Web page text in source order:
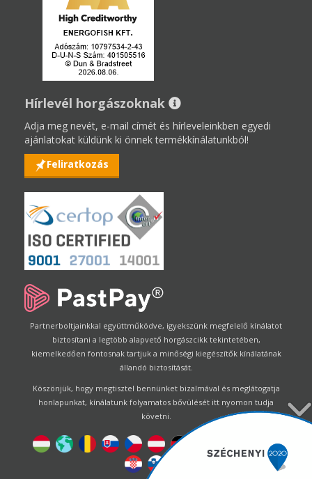
Hírlevél horgászoknak
Adja meg nevét, e-mail címét és hírleveleinkben egyedi
ajánlatokat küldünk ki önnek termékkínálatunkból!
Feliratkozás
Partnerboltjainkkal együttműködve, igyekszünk megfelelő kínálatot
biztosítani a legtöbb alapvető horgászcikk tekintetében,
kiemelkedően fontosnak tartjuk a minőségi kiegészítők kínálatának
állandó biztosítását.
Köszönjük, hogy megtisztel bennünket bizalmával és meglátogatja
honlapunkat, kínálatunk folyamatos bővülését itt nyomon tudja
követni.